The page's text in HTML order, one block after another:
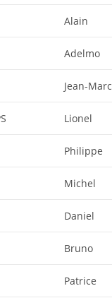
Alain
Adelmo
Jean-Marc
Lionel
Philippe
Michel
Daniel
Bruno
Patrice